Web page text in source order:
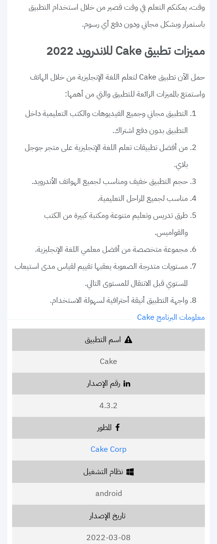
وقت، يمكنكم التعلم في وقت قصير من خلال استخدام التطبيق
باستمرار وبشكل مجاني ودون دفع أي رسوم.
مميزات تطبيق Cake للاندرويد 2022
حمل الآن تطبيق Cake لتعلم اللغة الإنجليزية من خلال الهاتف
واستمتع بالمميزات الرائعة للتطبيق والتي من أهمها:
التطبيق مجاني وجميع الفيديوهات والكتب التعليمية داخل
التطبيق بدون دفع اشتراك.
من أفضل تطبيقات تعلم اللغة الإنجليزية على متجر جوجل
بلاي.
حجم التطبيق خفيف ومناسب لجميع الهواتف الأندرويد.
مناسب لجميع المراحل التعليمية.
طرق تدريس وتعليم متنوعة ومكتبة كبيرة من الكتب
والقواميس.
مجموعة متخصصة من أفضل معلمي اللغة الإنجليزية.
مستويات متدرجة الصعوبة يعقبها تقييم لقياس مدى استيعاب
المستوي قبل الانتقال للمستوى التالي.
واجهة التطبيق أنيقة أحترافية لسهولة الاستخدام.
معلومات البرنامج Cake
اسم التطبيق
Cake
رقم الإصدار
4.3.2
المطور
Cake Corp
نظام التشغيل
android
تاريخ الإصدار
2022-03-08